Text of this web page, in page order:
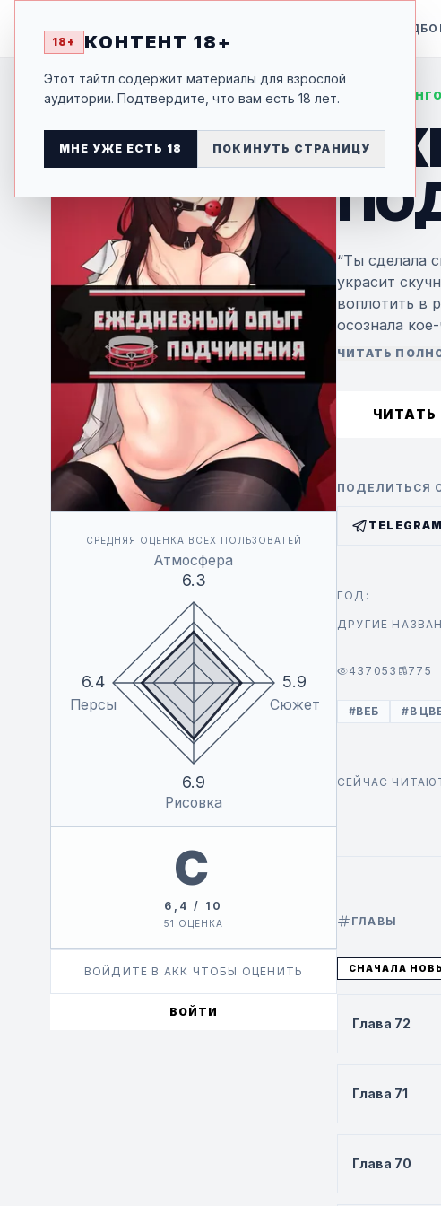
18+
КОНТЕНТ 18+
Этот тайтл содержит материалы для взрослой
аудитории. Подтвердите, что вам есть 18 лет.
МНЕ УЖЕ ЕСТЬ 18 ПОКИНУТЬ СТРАНИЦУ
СРЕДНЯЯ ОЦЕНКА ВСЕХ ПОЛЬЗОВАТЕЙ
6.3
5.9
6.9
6.4
Атмосфера
Сюжет
Рисовка
Персы
C
6,4 / 10
51 ОЦЕНКА
ВОЙДИТЕ В АКК ЧТОБЫ ОЦЕНИТЬ
ВОЙТИ
•
“Ты сделала
украсит
воплотить в
осознала
ЧИТАТЬ
ПОДЕЛИТЬСЯ
TELEGRAM
ГОД:
ДРУГИЕ
437053 775
#ВЕБ #В
СЕЙЧАС
ГЛАВЫ
СНАЧАЛА
Глава 72
Глава 71
Глава 70